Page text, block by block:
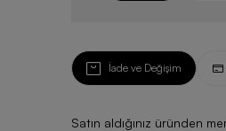
İade ve Değişim
Satın aldığınız üründen